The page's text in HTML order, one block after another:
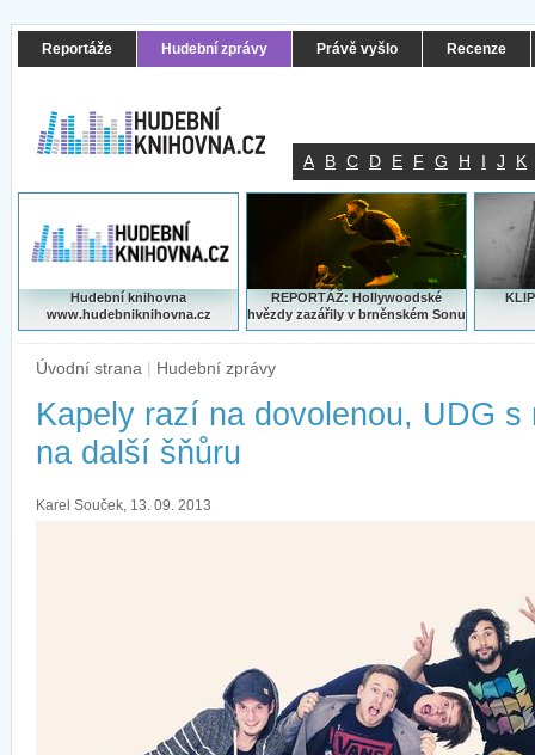
Reportáže Hudební zprávy Právě vyšlo Recenze
A B C D E F G H I J K
Hudební knihovna
www.hudebniknihovna.cz
REPORTÁŽ: Hollywoodské
hvězdy zazářily v brněnském Sonu
Úvodní strana | Hudební zprávy
Kapely razí na dovolenou, UDG s
na další šňůru
Karel Souček, 13. 09. 2013